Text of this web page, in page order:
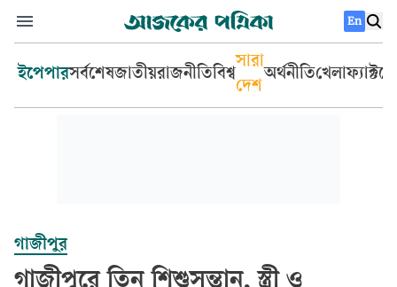
En
ইপেপারসর্বশেষজাতীয়রাজনীতিবিশ্ব
সারা
দেশ
অর্থনীতিখেলা
গাজীপুর